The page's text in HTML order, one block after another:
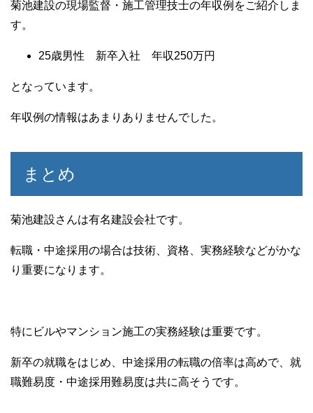
菊池建設の現場監督・施工管理技士の年収例をご紹介しま
す。
25歳男性 新卒入社 年収250万円
となっています。
年収例の情報はあまりありませんでした。
まとめ
菊池建設さんは有名建設会社です。
転職・中途採用の場合は技術、資格、実務経験などがかな
り重要になります。
特にビルやマンション施工の実務経験は重要です。
新卒の就職をはじめ、中途採用の転職の倍率は高めで、就
職難易度・中途採用難易度は共に高そうです。